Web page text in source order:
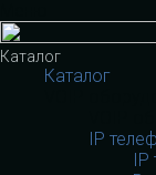
Каталог
Каталог
IP
IP